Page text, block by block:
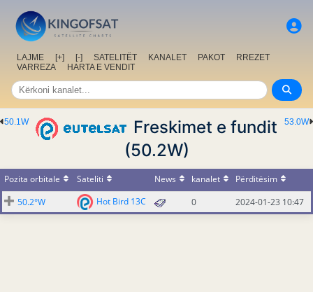
LAJME [+] [-] SATELITËT KANALET PAKOT
RREZET
VARREZA
HARTA E VENDIT
53.0W
50.1W
Freskimet e fundit
(50.2W)
Pozita orbitale Sateliti News kanalet
Përditësim
50.2°W
Hot Bird 13C 0 2024-01-23 10:47